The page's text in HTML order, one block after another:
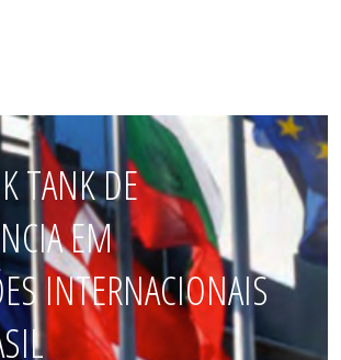
TANK DE
EM
INTERNACIONAIS